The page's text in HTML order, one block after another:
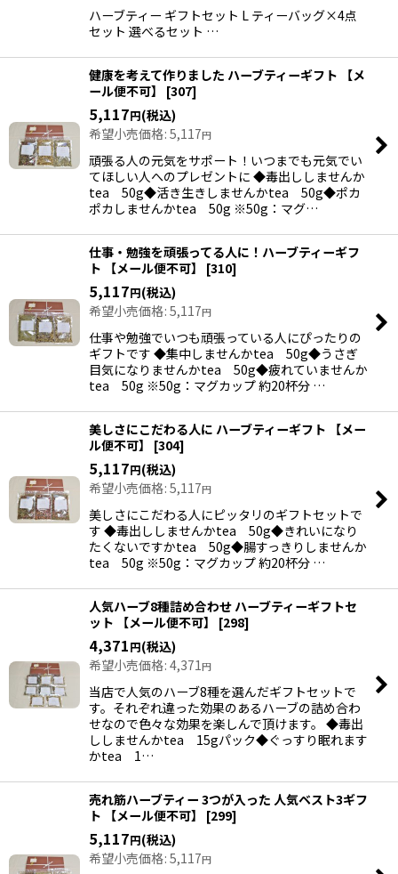
ハーブティー ギフトセット L ティーバッグ×4点
セット 選べるセット …
健康を考えて作りました ハーブティーギフト 【メ
ール便不可】
[307]
5,117円(税込)
希望小売価格: 5,117円
頑張る人の元気をサポート！いつまでも元気でい
てほしい人へのプレゼントに ◆毒出ししませんか
tea 50g◆活き生きしませんかtea 50g◆ポカ
ポカしませんかtea 50g ※50g：マグ…
仕事・勉強を頑張ってる人に！ハーブティーギフ
ト 【メール便不可】
[310]
5,117円(税込)
希望小売価格: 5,117円
仕事や勉強でいつも頑張っている人にぴったりの
ギフトです ◆集中しませんかtea 50g◆うさぎ
目気になりませんかtea 50g◆疲れていませんか
tea 50g ※50g：マグカップ 約20杯分 …
美しさにこだわる人に ハーブティーギフト 【メー
ル便不可】
[304]
5,117円(税込)
希望小売価格: 5,117円
美しさにこだわる人にピッタリのギフトセットで
す ◆毒出ししませんかtea 50g◆きれいになり
たくないですかtea 50g◆腸すっきりしませんか
tea 50g ※50g：マグカップ 約20杯分 …
人気ハーブ8種詰め合わせ ハーブティーギフトセ
ット 【メール便不可】
[298]
4,371円(税込)
希望小売価格: 4,371円
当店で人気のハーブ8種を選んだギフトセットで
す。それぞれ違った効果のあるハーブの詰め合わ
せなので色々な効果を楽しんで頂けます。 ◆毒出
ししませんかtea 15gパック◆ぐっすり眠れます
かtea 1…
売れ筋ハーブティー 3つが入った 人気ベスト3ギフ
ト 【メール便不可】
[299]
5,117円(税込)
希望小売価格: 5,117円